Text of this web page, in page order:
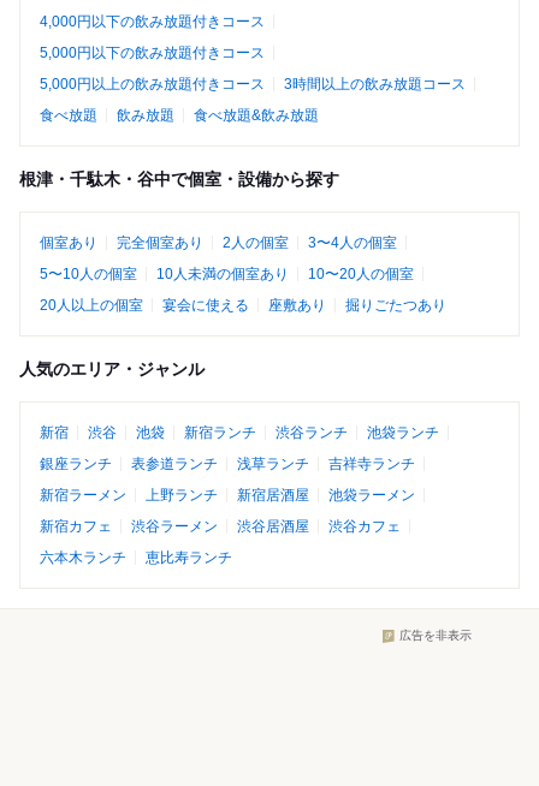
4,000円以下の飲み放題付きコース
5,000円以下の飲み放題付きコース
5,000円以上の飲み放題付きコース
3時間以上の飲み放題コース
食べ放題
飲み放題 食べ放題&飲み放題
根津・千駄木・谷中で個室・設備から探す
個室あり 完全個室あり 2人の個室
3〜4人の個室
5〜10人の個室
10人未満の個室あり
10〜20人の個室
20人以上の個室
宴会に使える 座敷あり 掘りごたつあり
人気のエリア・ジャンル
新宿 渋谷 池袋 新宿ランチ 渋谷ランチ
池袋ランチ
銀座ランチ
表参道ランチ 浅草ランチ
吉祥寺ランチ
新宿ラーメン
上野ランチ 新宿居酒屋
池袋ラーメン
新宿カフェ
渋谷ラーメン 渋谷居酒屋
渋谷カフェ
六本木ランチ
恵比寿ランチ
広告を非表示